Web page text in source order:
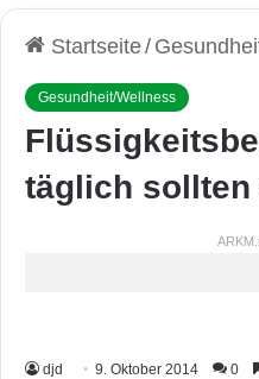
Startseite/
Gesundheit/Wellness
täglich sollten
djd 9. Oktober 2014 0